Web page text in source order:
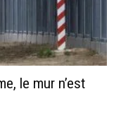
le mur n’est